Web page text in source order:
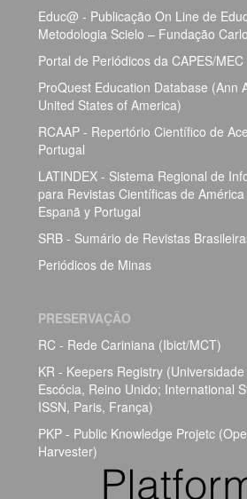
Educ@ - Publicação On Line de
Metodologia Scielo – Fundação
Portal de Periódicos da CAPES/
ProQuest Education Database (Ann
United States of America)
RCAAP - Repertório Científico de
Portugal
LATINDEX - Sistema Regional de
para Revistas Científicas de
Espanã y Portugal
SRB - Sumário de Revistas
Periódicos de Minas
PRESERVAÇÃO
RC - Rede Cariniana (Ibict/MCT)
KR - Keepers Registry
Escócia, Reino Unido; International
ISSN, Paris, França)
PKP - Public Knowledge Projetc
Harvester)